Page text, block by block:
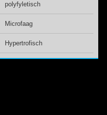
polyfyletisch
Microfaag
Hypertrofisch